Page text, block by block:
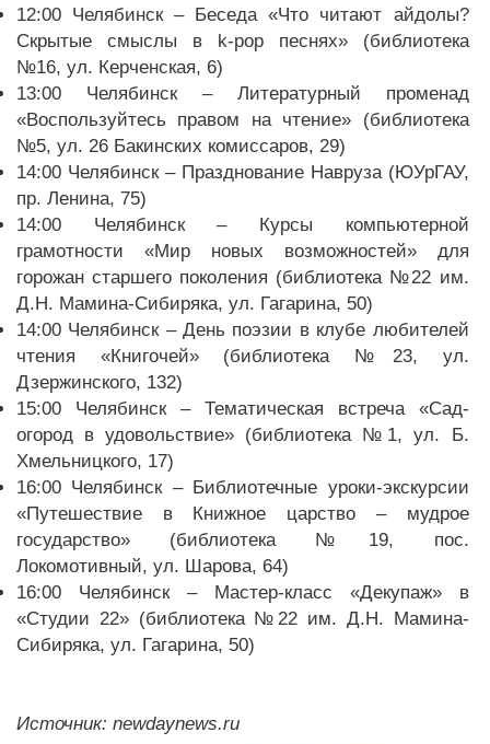
12:00 Челябинск – Беседа «Что читают айдолы?
Скрытые смыслы в k-pop песнях» (библиотека
№16, ул. Керченская, 6)
13:00 Челябинск – Литературный променад
«Воспользуйтесь правом на чтение» (библиотека
№5, ул. 26 Бакинских комиссаров, 29)
14:00 Челябинск – Празднование Навруза (ЮУрГАУ,
пр. Ленина, 75)
14:00 Челябинск – Курсы компьютерной
грамотности «Мир новых возможностей» для
горожан старшего поколения (библиотека №22 им.
Д.Н. Мамина-Сибиряка, ул. Гагарина, 50)
14:00 Челябинск – День поэзии в клубе любителей
чтения «Книгочей» (библиотека №23, ул.
Дзержинского, 132)
15:00 Челябинск – Тематическая встреча «Сад-
огород в удовольствие» (библиотека №1, ул. Б.
Хмельницкого, 17)
16:00 Челябинск – Библиотечные уроки-экскурсии
«Путешествие в Книжное царство – мудрое
государство» (библиотека №19, пос.
Локомотивный, ул. Шарова, 64)
16:00 Челябинск – Мастер-класс «Декупаж» в
«Студии 22» (библиотека №22 им. Д.Н. Мамина-
Сибиряка, ул. Гагарина, 50)
Источник: newdaynews.ru